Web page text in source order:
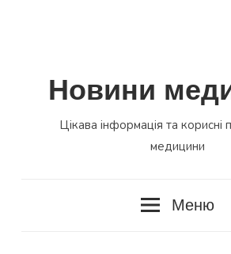
Новини
Цікава інформація та корисні
медицини
Меню